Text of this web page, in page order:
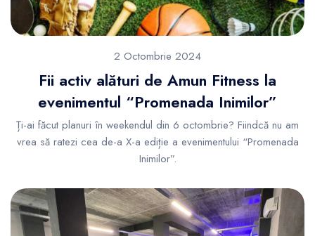
2 Octombrie 2024
Fii activ alături de Amun Fitness la
evenimentul “Promenada Inimilor”
Ți-ai făcut planuri în weekendul din 6 octombrie? Fiindcă nu am
vrea să ratezi cea de-a X-a ediție a evenimentului “Promenada
Inimilor”.